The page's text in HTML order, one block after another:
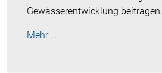
Gewässerentwicklung beitragen.
Mehr …